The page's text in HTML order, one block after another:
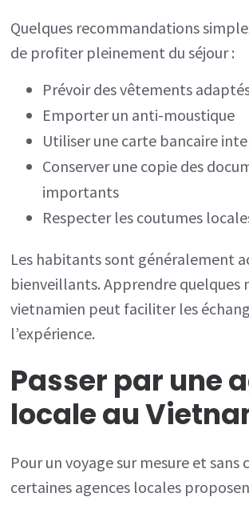
Quelques recommandations
de profiter pleinement du séjour :
Prévoir des vêtements
Emporter un anti-moustique
Utiliser une carte bancaire
Conserver une copie des
importants
Respecter les coutumes
Les habitants sont généralement
bienveillants. Apprendre quelques
vietnamien peut faciliter les
l’expérience.
Passer par une
locale au
Pour un voyage sur mesure et
certaines agences locales